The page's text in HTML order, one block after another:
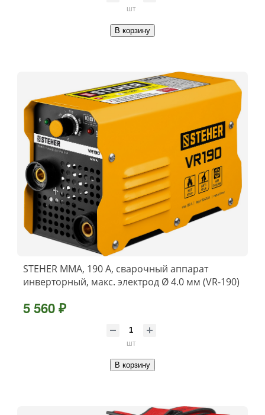
шт
В корзину
STEHER ММА, 190 А, сварочный аппарат
инверторный, макс. электрод Ø 4.0 мм (VR-190)
5 560 ₽
шт
В корзину